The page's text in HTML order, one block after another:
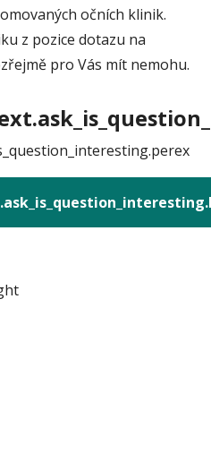
očních klinik.
z pozice dotazu na
pro Vás mít nemohu.